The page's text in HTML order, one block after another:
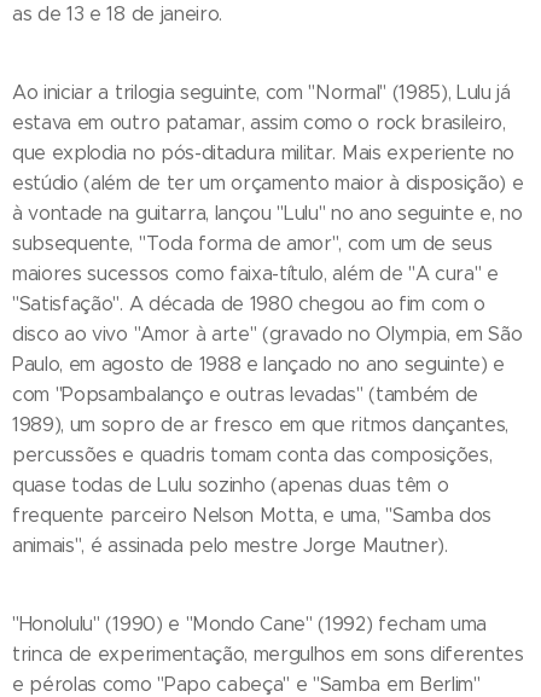
as de 13 e 18 de janeiro.
Ao iniciar a trilogia seguinte, com "Normal" (1985), Lulu já
estava em outro patamar, assim como o rock brasileiro,
que explodia no pós-ditadura militar. Mais experiente no
estúdio (além de ter um orçamento maior à disposição) e
à vontade na guitarra, lançou "Lulu" no ano seguinte e, no
subsequente, "Toda forma de amor", com um de seus
maiores sucessos como faixa-título, além de "A cura" e
"Satisfação". A década de 1980 chegou ao fim com o
disco ao vivo "Amor à arte" (gravado no Olympia, em São
Paulo, em agosto de 1988 e lançado no ano seguinte) e
com "Popsambalanço e outras levadas" (também de
1989), um sopro de ar fresco em que ritmos dançantes,
percussões e quadris tomam conta das composições,
quase todas de Lulu sozinho (apenas duas têm o
frequente parceiro Nelson Motta, e uma, "Samba dos
animais", é assinada pelo mestre Jorge Mautner).
"Honolulu" (1990) e "Mondo Cane" (1992) fecham uma
trinca de experimentação, mergulhos em sons diferentes
e pérolas como "Papo cabeça" e "Samba em Berlim"